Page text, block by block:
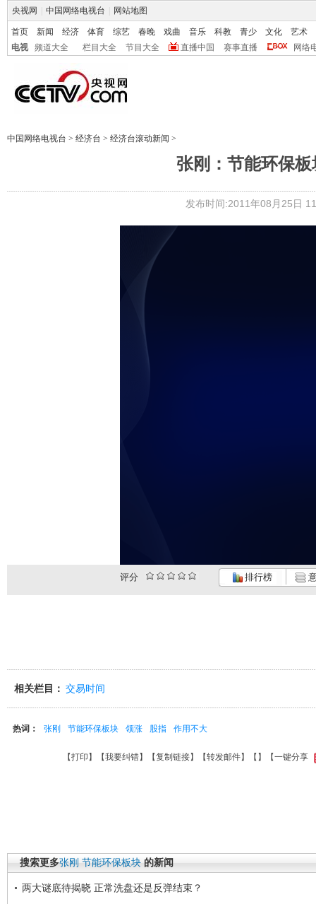
央视网 中国网络电视台 网站地图
首页 新闻 经济 体育 综艺 春晚 戏曲 音乐 科教 青少 文化
艺术
电视
频道大全 栏目大全 节目大全 直播中国 赛事直播 网络
中国网络电视台 > 经济台 > 经济台滚动新闻 >
张刚：节能环保
发布时间:2011年08月25日
评分 排行榜
相关栏目： 交易时间
热词： 张刚 节能环保板块 领涨 股指 作用不大
【打印 】【我要纠错】【复制链接】【转发邮件】【 】 【一键分享
搜索更多张刚 节能环保板块 的新闻
两大谜底待揭晓 正常洗盘还是反弹结束？